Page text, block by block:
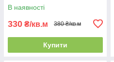
В наявності
330 ₴/кв.м 380 ₴/кв.м
Купити